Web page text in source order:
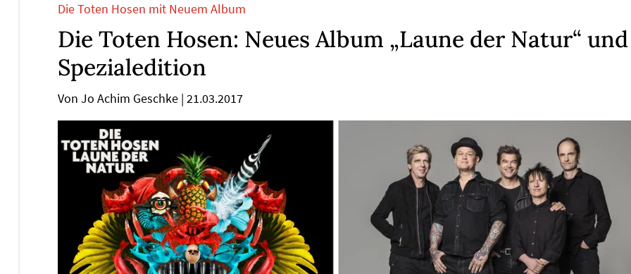
Die Toten Hosen mit Neuem Album
Die Toten Hosen: Neues Album „Laune der Natur“ und
Spezialedition
Von Jo Achim Geschke | 21.03.2017